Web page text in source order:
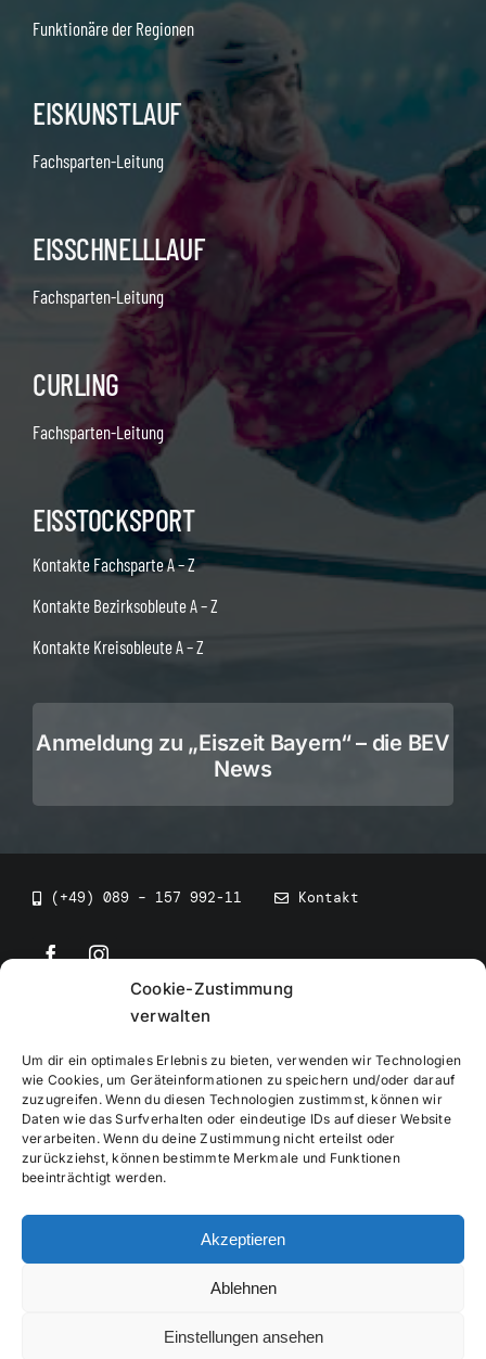
Cookie-Zustimmung
verwalten
Um dir ein optimales Erlebnis zu bieten, verwenden wir Technologien
wie Cookies, um Geräteinformationen zu speichern und/oder darauf
zuzugreifen. Wenn du diesen Technologien zustimmst, können wir
Daten wie das Surfverhalten oder eindeutige IDs auf dieser Website
verarbeiten. Wenn du deine Zustimmung nicht erteilst oder
zurückziehst, können bestimmte Merkmale und Funktionen
beeinträchtigt werden.
Akzeptieren
Ablehnen
Einstellungen ansehen
Funktionäre der Regionen
EISKUNSTLAUF
Fachsparten-Leitung
EISSCHNELLLAUF
Fachsparten-Leitung
CURLING
Fachsparten-Leitung
EISSTOCKSPORT
Kontakte Fachsparte A – Z
Kontakte Bezirksobleute A – Z
Kontakte Kreisobleute A – Z
Anmeldung zu „Eiszeit Bayern“ – die BEV
News
(+49) 089 – 157 992-11 Kontakt
• BEV Bayerischer Eissportverband
Impressum
Datenschutzerklärung